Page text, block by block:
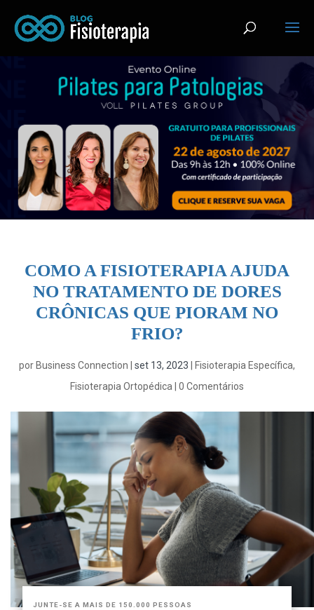
COMO A FISIOTERAPIA AJUDA
NO TRATAMENTO DE DORES
CRÔNICAS QUE PIORAM NO
FRIO?
por Business Connection set 13, 2023 Fisioterapia Específica,
Fisioterapia Ortopédica 0 Comentários
JUNTE-SE A MAIS DE 150.000 PESSOAS